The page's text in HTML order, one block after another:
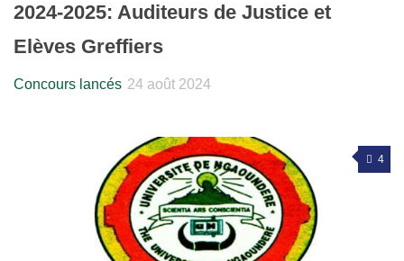
2024-2025: Auditeurs de Justice et
Elèves Greffiers
Concours lancés 24 août 2024
4